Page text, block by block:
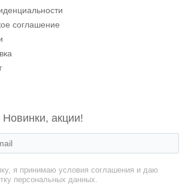
соглашение
акции!
я принимаю условия соглашения и даю
персональных данных.